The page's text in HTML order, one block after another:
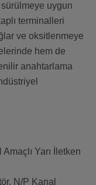
sürülmeye uygun
terminalleri
ve oksitlenmeye
hem de
anahtarlama
Yarı İletken
N/P Kanal